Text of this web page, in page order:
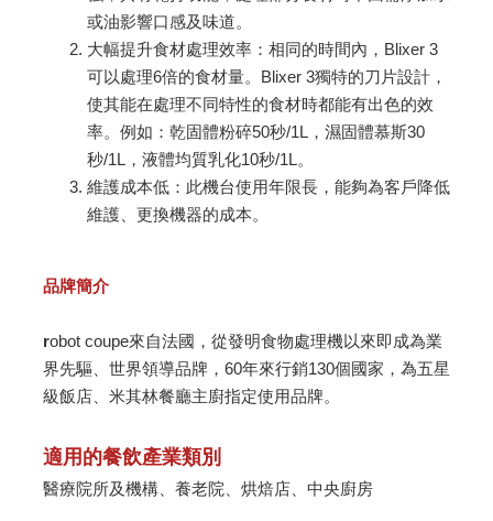
或油影響口感及味道。
大幅提升食材處理效率：相同的時間內，Blixer 3
可以處理6倍的食材量。Blixer 3獨特的刀片設計，
使其能在處理不同特性的食材時都能有出色的效
率。例如：乾固體粉碎50秒/1L，濕固體慕斯30
秒/1L，液體均質乳化10秒/1L。
維護成本低：此機台使用年限長，能夠為客戶降低
維護、更換機器的成本。
品牌簡介
​robot coupe來自法國，從發明食物處理機以來即成為業
界先驅、世界領導品牌，60年來行銷130個國家，為五星
級飯店、米其林餐廳主廚指定使用品牌。
適用的餐飲產業類別
醫療院所及機構、養老院、烘焙店、中央廚房